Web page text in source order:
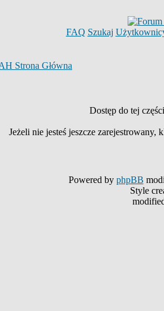
FAQ Szukaj
Strona Główna
Dostęp do tej
Jeżeli nie jesteś jeszcze zarejestrowany,
Powered by phpBB
Style